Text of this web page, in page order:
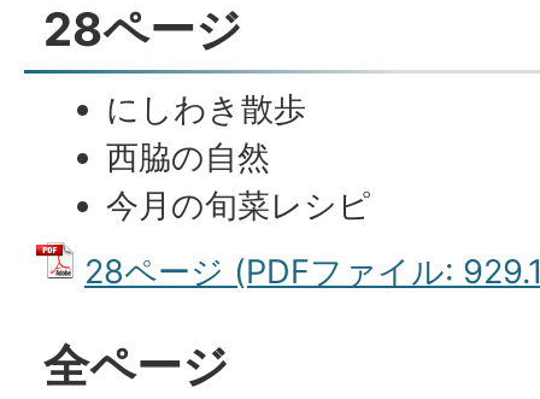
28ページ
にしわき散歩
西脇の自然
今月の旬菜レシピ
28ページ (PDFファイル:
全ページ